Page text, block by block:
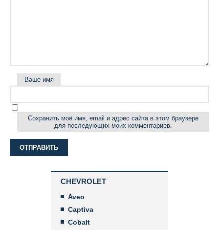
Ваше имя
Сохранить моё имя, email и адрес сайта в этом браузере
для последующих моих комментариев.
CHEVROLET
Aveo
Captiva
Cobalt